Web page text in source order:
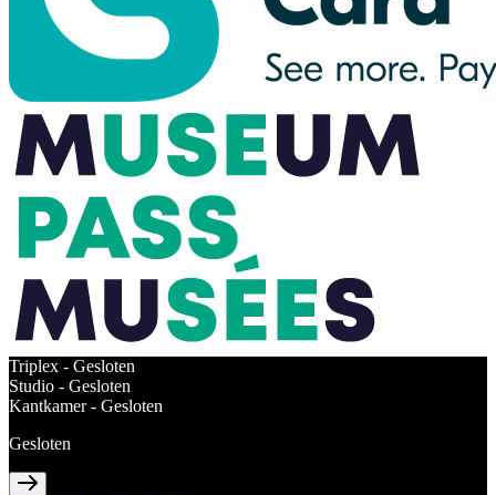
Triplex - Gesloten
Studio - Gesloten
Kantkamer - Gesloten
Gesloten